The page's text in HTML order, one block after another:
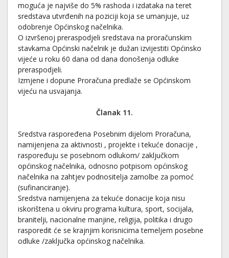
moguća je najviše do 5% rashoda i izdataka na teret
sredstava utvrđenih na poziciji koja se umanjuje, uz
odobrenje Općinskog načelnika.
O izvršenoj preraspodjeli sredstava na proračunskim
stavkama Općinski načelnik je dužan izvijestiti Općinsko
vijeće u roku 60 dana od dana donošenja odluke
preraspodjeli.
Izmjene i dopune Proračuna predlaže se Općinskom
vijeću na usvajanja.
Članak 11.
Sredstva raspoređena Posebnim dijelom Proračuna,
namijenjena za aktivnosti , projekte i tekuće donacije ,
raspoređuju se posebnom odlukom/ zaključkom
općinskog načelnika, odnosno potpisom općinskog
načelnika na zahtjev podnositelja zamolbe za pomoć
(sufinanciranje).
Sredstva namijenjena za tekuće donacije koja nisu
iskorištena u okviru programa kultura, sport, socijala,
branitelji, nacionalne manjine, religija, politika i drugo
rasporedit će se krajnjim korisnicima temeljem posebne
odluke /zaključka općinskog načelnika.